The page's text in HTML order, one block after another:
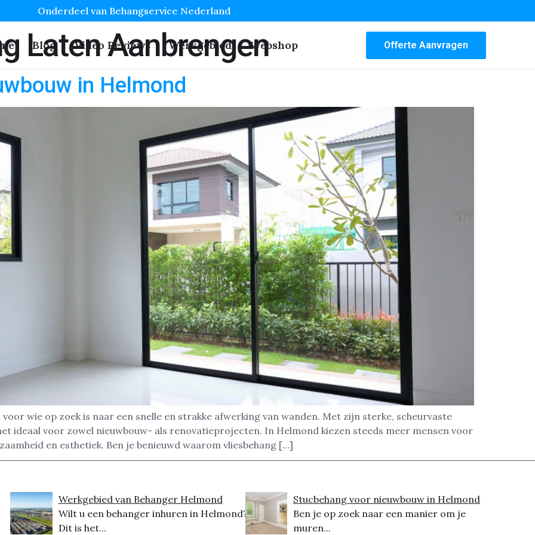
Onderdeel van Behangservice Nederland
Blog Video Reviews Werkgebied Webshop Offerte Aanvragen
Laten Aanbrengen
in Helmond
wie op zoek is naar een snelle en strakke afwerking van wanden. Met zijn sterke, scheurvaste
ideaal voor zowel nieuwbouw- als renovatieprojecten. In Helmond kiezen steeds meer mensen voor
en esthetiek. Ben je benieuwd waarom vliesbehang […]
Werkgebied van Behanger Helmond
Wilt u een behanger inhuren in Helmond?
Dit is het...
Stucbehang voor nieuwbouw in Helmond
Ben je op zoek naar een manier om je
muren...